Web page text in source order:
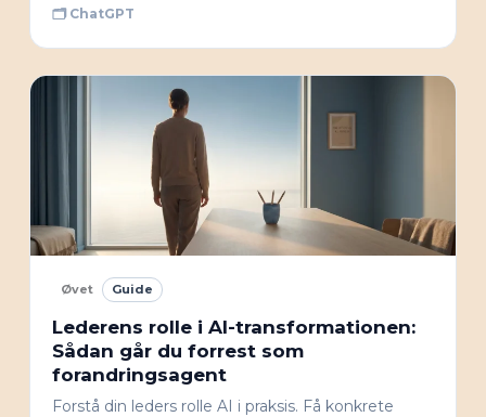
🗂 ChatGPT
Øvet Guide
Lederens rolle i AI-transformationen:
Sådan går du forrest som
forandringsagent
Forstå din leders rolle AI i praksis. Få konkrete